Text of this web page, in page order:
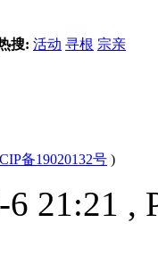
搜: 活动 寻根 宗亲
备19020132号 )
21:21 ,